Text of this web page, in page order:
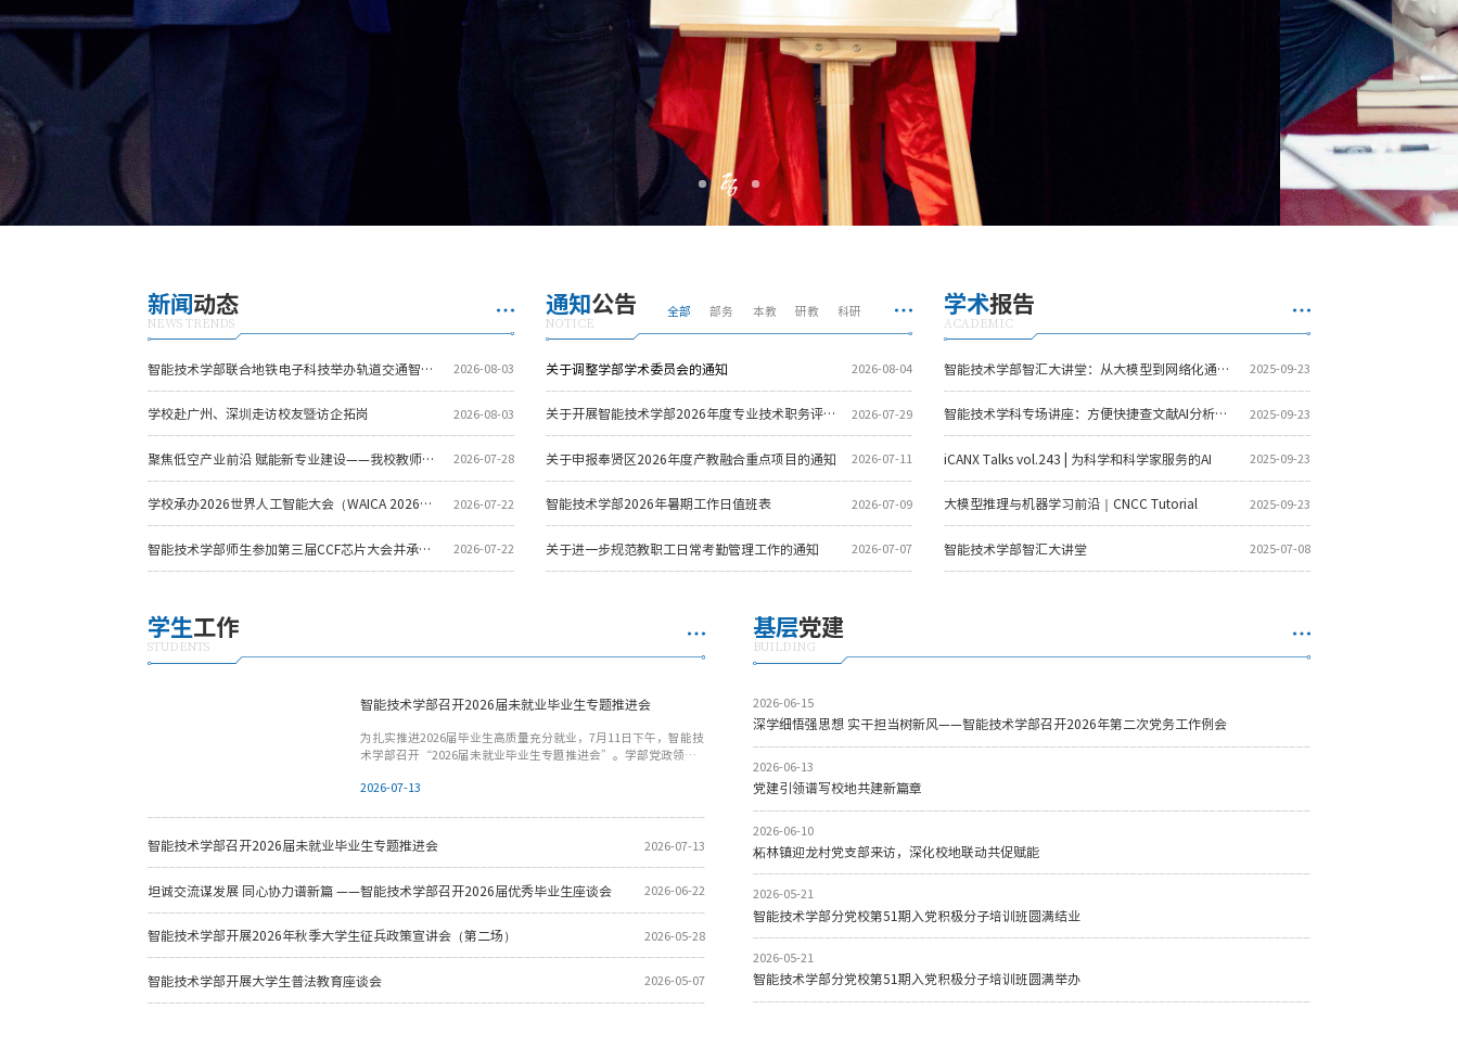
新闻动态
NEWS TRENDS
智能技术学部联合地铁电子科技举办轨道交通智能技术创新研讨会 2026-08-03
学校赴广州、深圳走访校友暨访企拓岗 2026-08-03
聚焦低空产业前沿 赋能新专业建设——我校教师团队赴国际低空经济博览会开展调研学习 2026-07-28
学校承办2026世界人工智能大会（WAICA 2026）分论坛——空间智能计算前沿专题论坛 2026-07-22
智能技术学部师生参加第三届CCF芯片大会并承办CF25分论坛 2026-07-22
通知公告
NOTICE
全部 部务 本教 研教 科研
关于调整学部学术委员会的通知 2026-08-04
关于开展智能技术学部2026年度专业技术职务评聘工作的通知 2026-07-29
关于申报奉贤区2026年度产教融合重点项目的通知 2026-07-11
智能技术学部2026年暑期工作日值班表 2026-07-09
关于进一步规范教职工日常考勤管理工作的通知 2026-07-07
学术报告
ACADEMIC
智能技术学部智汇大讲堂：从大模型到网络化通用人工智能 2025-09-23
智能技术学科专场讲座：方便快捷查文献AI分析助科研 2025-09-23
iCANX Talks vol.243 | 为科学和科学家服务的AI 2025-09-23
大模型推理与机器学习前沿｜CNCC Tutorial 2025-09-23
智能技术学部智汇大讲堂 2025-07-08
学生工作
STUDENTS
智能技术学部召开2026届未就业毕业生专题推进会
为扎实推进2026届毕业生高质量充分就业，7月11日下午，智能技
术学部召开“2026届未就业毕业生专题推进会”。学部党政领
会议，会议由学部党委副书记、副主任卫聚金主持。会议伊始，
正稳步推进，但部分学生仍存在“慢就业”、“缓就业”情况，
需进一步强化思想引导与资源匹配。江旭恒首先感谢智能技术学
2026-07-13
智能技术学部召开2026届未就业毕业生专题推进会 2026-07-13
坦诚交流谋发展 同心协力谱新篇 ——智能技术学部召开2026届优秀毕业生座谈会 2026-06-22
智能技术学部开展2026年秋季大学生征兵政策宣讲会（第二场） 2026-05-28
智能技术学部开展大学生普法教育座谈会 2026-05-07
基层党建
BUILDING
2026-06-15
深学细悟强思想 实干担当树新风——智能技术学部召开2026年第二次党务工作例会
2026-06-13
党建引领谱写校地共建新篇章
2026-06-10
柘林镇迎龙村党支部来访，深化校地联动共促赋能
2026-05-21
智能技术学部分党校第51期入党积极分子培训班圆满结业
2026-05-21
智能技术学部分党校第51期入党积极分子培训班圆满举办